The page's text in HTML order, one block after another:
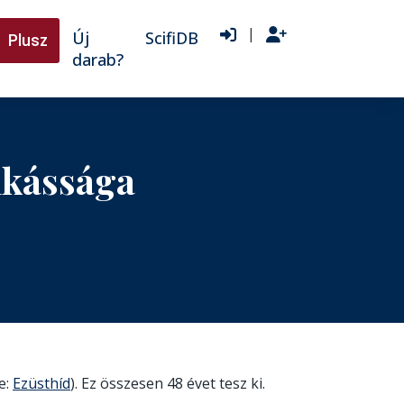
Plusz
Új
darab?
ScifiDB |
Ezüsthíd). Ez összesen 48 évet tesz ki.